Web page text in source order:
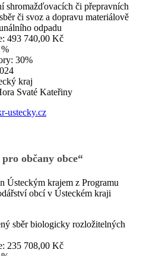
shromažďovacích či přepravních
či svoz a dopravu materiálově
odpadu
493 740,00 Kč
30%
kraj
Svaté Kateřiny
ustecky.cz
občany obce“
Ústeckým krajem z Programu
obcí v Ústeckém kraji
sběr biologicky rozložitelných
235 708,00 Kč